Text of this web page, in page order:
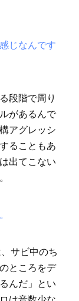
じなんです
段階で周り
があるんで
アグレッシ
ることもあ
出てこない
サビ中のち
ところをデ
んだ」とい